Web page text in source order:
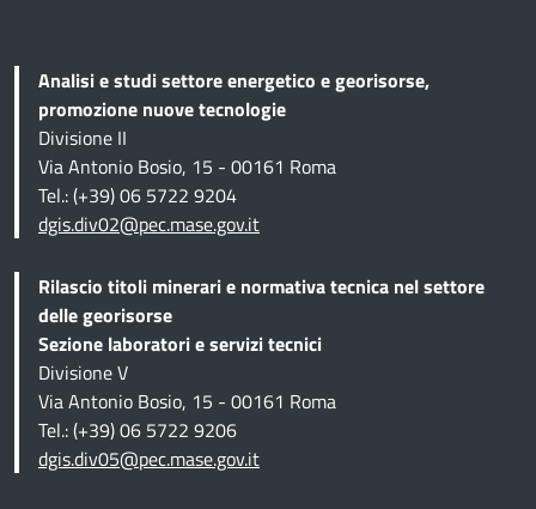
Analisi e studi settore energetico e georisorse,
promozione nuove tecnologie
Divisione II
Via Antonio Bosio, 15 - 00161 Roma
Tel.: (+39) 06 5722 9204
dgis.div02@pec.mase.gov.it
Rilascio titoli minerari e normativa tecnica nel settore
delle georisorse
Sezione laboratori e servizi tecnici
Divisione V
Via Antonio Bosio, 15 - 00161 Roma
Tel.: (+39) 06 5722 9206
dgis.div05@pec.mase.gov.it